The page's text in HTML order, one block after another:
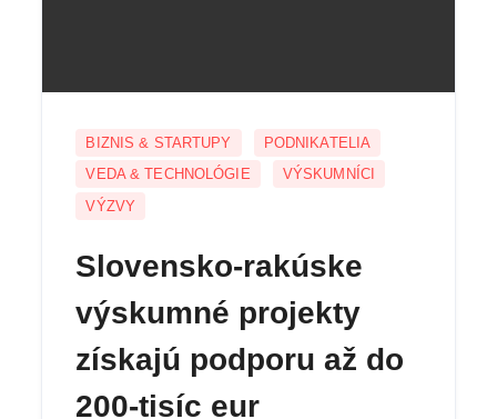
BIZNIS & STARTUPY
PODNIKATELIA
VEDA & TECHNOLÓGIE
VÝSKUMNÍCI
VÝZVY
Slovensko-rakúske
výskumné projekty
získajú podporu až do
200-tisíc eur